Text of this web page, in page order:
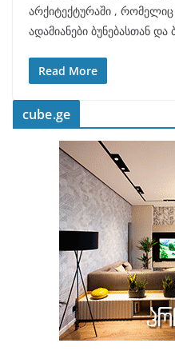
არქიტექტურაში ,
ადამიანები ბუნებასთან
Read More
cube.ge